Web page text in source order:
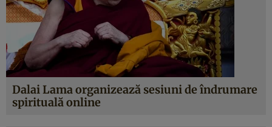
Dalai Lama organizează sesiuni de îndrumare
spirituală online